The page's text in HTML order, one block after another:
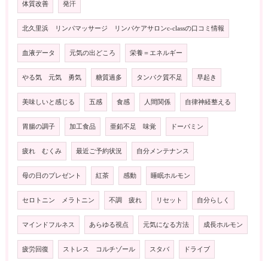
体質改善 発汗
北久里浜 リンパマッサージ リンパケアサロンc-classの口コミ情報
血液データ 元気の出どころ 栄養＝エネルギー
やる気 元気 勇気 糖質過多 タンパク質不足 早起き
美味しいと感じる 五感 食感 人間関係 自律神経整える
胃腸の調子 加工食品 亜鉛不足 味覚 ドーパミン
疲れ むくみ 最近ご予約状況 自分メンテナンス
母の日のプレゼント 紅茶 感動 睡眠ホルモン
セロトニン メラトニン 不調 疲れ リセット 自分らしく
マインドフルネス あらゆる視点 元気になる方法 成長ホルモン
疲労回復 ストレス コルチゾール スタバ ドライブ